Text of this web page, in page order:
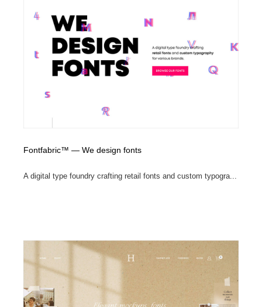
Fontfabric™ — We design fonts
A digital type foundry crafting retail fonts and custom typogra...